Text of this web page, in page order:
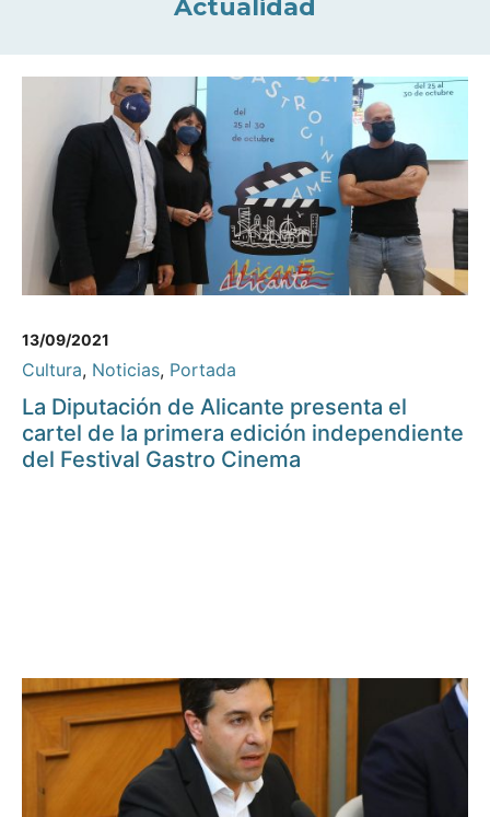
Actualidad
13/09/2021
Cultura, Noticias, Portada
La Diputación de Alicante presenta el
cartel de la primera edición independiente
del Festival Gastro Cinema